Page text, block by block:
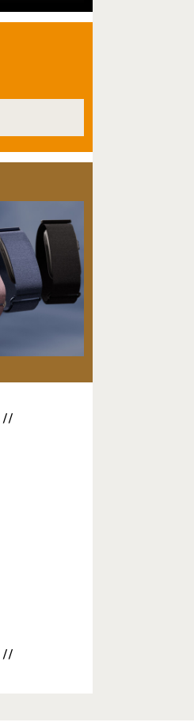
//
//